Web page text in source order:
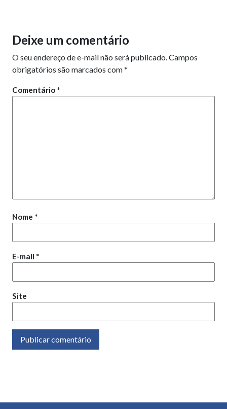
Deixe um comentário
O seu endereço de e-mail não será publicado. Campos
obrigatórios são marcados com*
Comentário *
Nome *
E-mail *
Site